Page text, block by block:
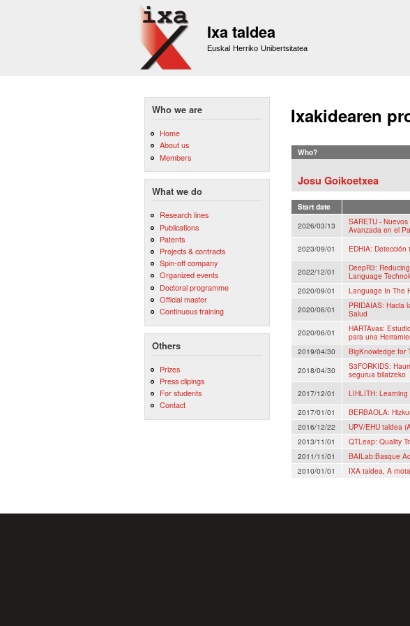
Ixa taldea
Euskal Herriko Unibertsitatea
Who we are
Home
About us
Members
What we do
Research lines
Publications
Patents
Projects & contracts
Spin-off company
Organized events
Doctoral programme
Official master
Continuous training
Others
Prizes
Press clipings
For students
Contact
Ixakidearen
Who?
Josu Goikoetxea
Start date
2026/03/13
SARETU -
Avanzada en el
2023/09/01 EDHIA:
2022/12/01
DeepR3:
Language
2020/09/01
Language In The
2020/06/01
PRIDAIAS: Hacia
Salud
2020/06/01
HARTAvas:
para una
2019/04/30
BigKnowledge for
2018/04/30
S3FORKIDS:
segurua bilatzeko
2017/12/01 LIHLITH:
2017/01/01
BERBAOLA:
2016/12/22
UPV/EHU taldea
2013/11/01
QTLeap: Quality
2011/11/01
BAILab:Basque
2010/01/01
IXA taldea, A